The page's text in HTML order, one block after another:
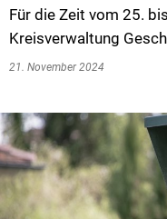
Für die Zeit vom 25.
Kreisverwaltung
21. November 2024